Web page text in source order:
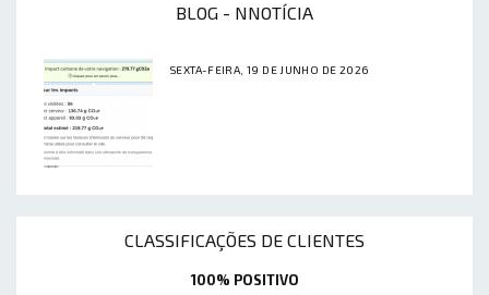
BLOG - NNOTÍCIA
SEXTA-FEIRA, 19 DE JUNHO DE 2026
CLASSIFICAÇÕES DE CLIENTES
100% POSITIVO